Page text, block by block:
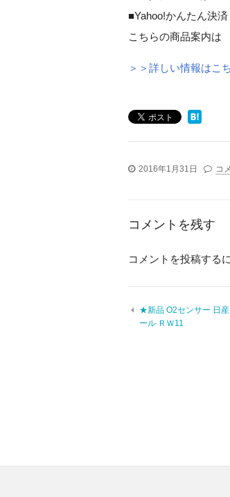
■Yahoo!かんたん決済
こちらの商品案内は
＞＞詳しい情報はこ
2016年1月31日 コ
コメントを残す
コメントを投稿する
★新品 O2センサー 日
ール ＲＷ11